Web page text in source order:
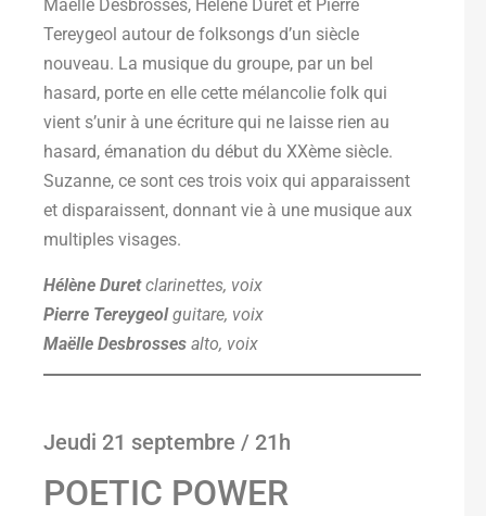
Maëlle Desbrosses, Hélène Duret et Pierre
Tereygeol autour de folksongs d’un siècle
nouveau. La musique du groupe, par un bel
hasard, porte en elle cette mélancolie folk qui
vient s’unir à une écriture qui ne laisse rien au
hasard, émanation du début du XXème siècle.
Suzanne, ce sont ces trois voix qui apparaissent
et disparaissent, donnant vie à une musique aux
multiples visages.
Hélène Duretclarinettes, voix
Pierre Tereygeolguitare, voix
Maëlle Desbrosses alto, voix
Jeudi 21 septembre / 21h
POETIC POWER